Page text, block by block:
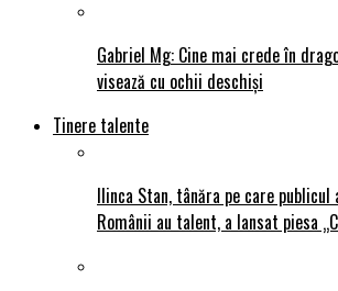
Gabriel Mg: Cine mai crede în
visează cu ochii deschiși
Tinere talente
Ilinca Stan, tânăra pe care
Românii au talent, a lansat piesa